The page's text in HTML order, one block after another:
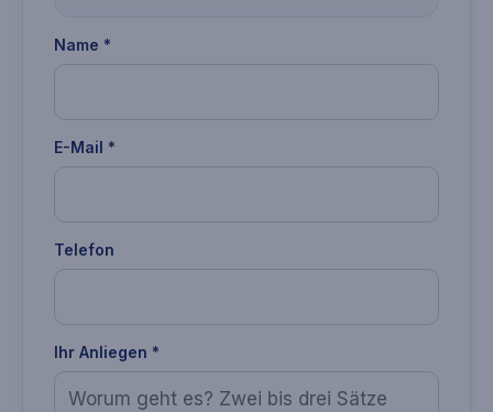
Name *
E-Mail *
Telefon
Ihr Anliegen *